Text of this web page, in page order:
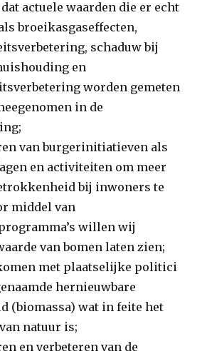
actuele waarden die er echt
broeikasgaseffecten,
schaduw bij
en
worden gemeten
in de
van burgerinitiatieven als
en activiteiten om meer
bij inwoners te
middel van
willen wij
van bomen laten zien;
met plaatselijke politici
hernieuwbare
(biomassa) wat in feite het
natuur is;
en verbeteren van de